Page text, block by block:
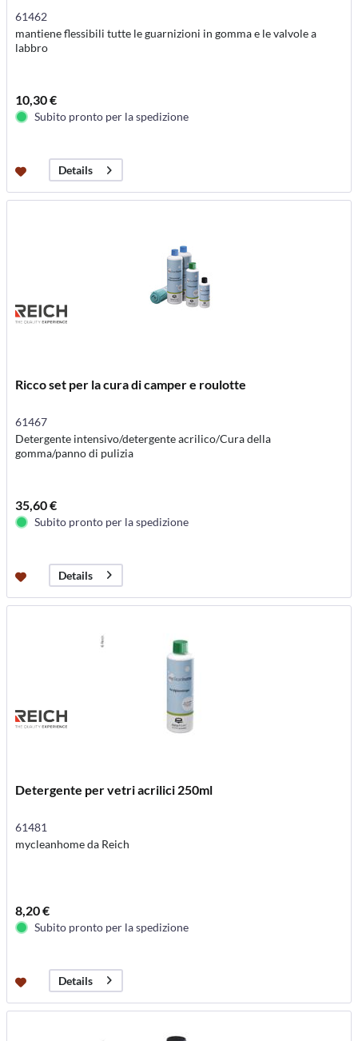
61462
mantiene flessibili tutte le guarnizioni in gomma e le valvole a
labbro
10,30 €
Subito pronto per la spedizione
Details
Ricco set per la cura di camper e roulotte
61467
Detergente intensivo/detergente acrilico/Cura della
gomma/panno di pulizia
35,60 €
Subito pronto per la spedizione
Details
Detergente per vetri acrilici 250ml
61481
mycleanhome da Reich
8,20 €
Subito pronto per la spedizione
Details